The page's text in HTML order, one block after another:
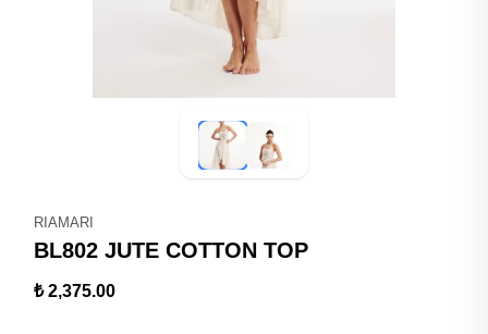
RIAMARI
BL802 JUTE COTTON TOP
₺ 2,375.00